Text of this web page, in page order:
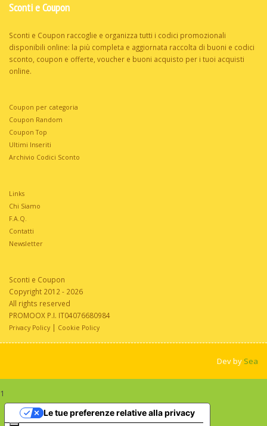
Sconti e Coupon
Sconti e Coupon raccoglie e organizza tutti i codici promozionali
disponibili online: la più completa e aggiornata raccolta di buoni e codici
sconto, coupon e offerte, voucher e buoni acquisto per i tuoi acquisti
online.
Coupon per categoria
Coupon Random
Coupon Top
Ultimi Inseriti
Archivio Codici Sconto
Links
Chi Siamo
F.A.Q.
Contatti
Newsletter
Sconti e Coupon
Copyright 2012 - 2026
All rights reserved
PROMOOX P.I. IT04076680984
Privacy Policy | Cookie Policy
Dev by Sea
1
Le tue preferenze relative alla privacy